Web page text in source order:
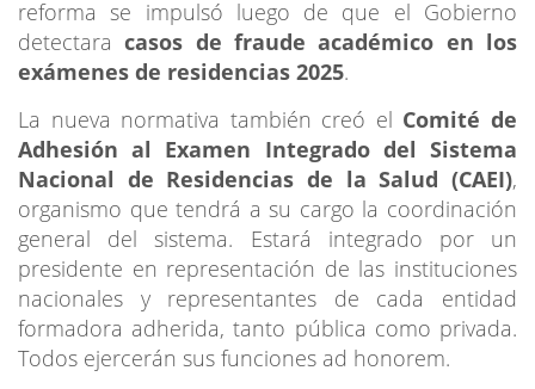
reforma se impulsó luego de que el Gobierno
detectaracasos de fraude académico en los
exámenes de residencias 2025.
La nueva normativa también creó el Comité de
Adhesión al Examen Integrado del Sistema
Nacional de Residencias de la Salud (CAEI),
organismo que tendrá a su cargo la coordinación
general del sistema. Estará integrado por un
presidente en representación de las instituciones
nacionales y representantes de cada entidad
formadora adherida, tanto pública como privada.
Todos ejercerán sus funciones ad honorem.